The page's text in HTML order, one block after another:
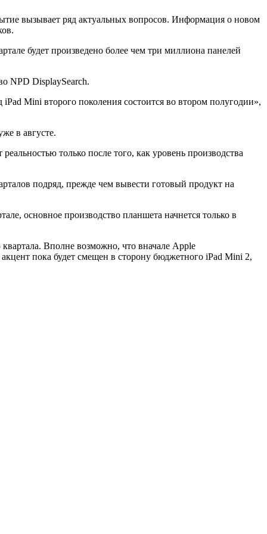
вызывает ряд актуальных вопросов. Информация о новом
будет произведено более чем три миллиона панелей
NPD DisplaySearch.
Mini второго поколения состоится во втором полугодии»,
в августе.
только после того, как уровень производства
подряд, прежде чем вывести готовый продукт на
основное производство планшета начнется только в
Вполне возможно, что вначале Apple
пока будет смещен в сторону бюджетного iPad Mini 2,